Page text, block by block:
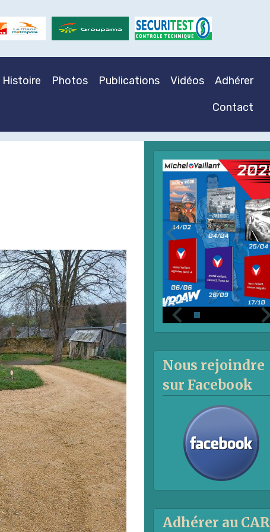
Histoire Photos Publications Vidéos Adhérer
Contact
Nous rejoindre
sur Facebook
Adhérer au CAR